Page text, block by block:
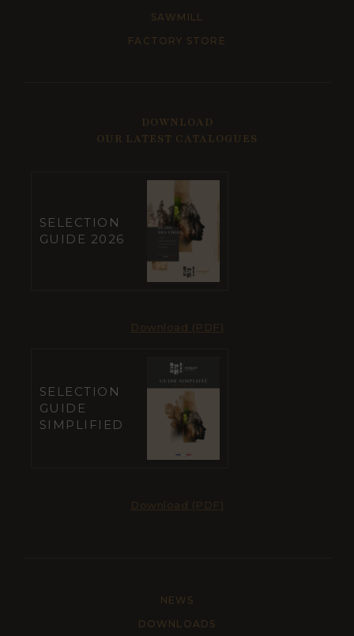
SAWMILL
FACTORY STORE
DOWNLOAD
OUR LATEST CATALOGUES
SELECTION
GUIDE 2026
Download (PDF)
SELECTION
GUIDE
SIMPLIFIED
Download (PDF)
NEWS
DOWNLOADS